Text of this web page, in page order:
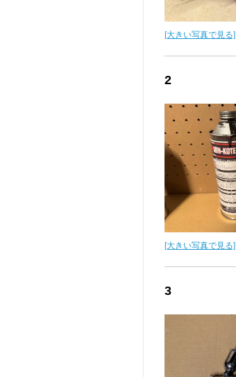
[大きい写真で見る]
2
[大きい写真で見る]
3